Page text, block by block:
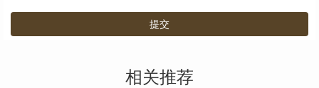
提交
相关推荐